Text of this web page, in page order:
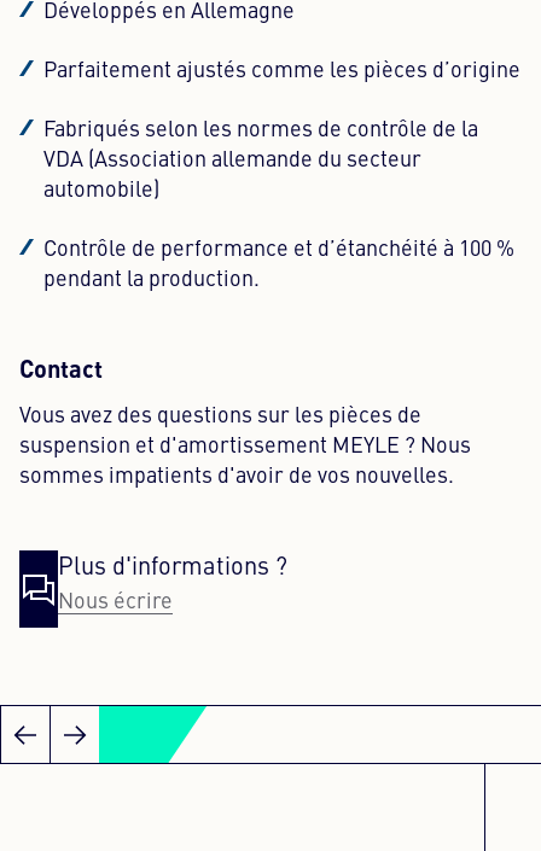
Développés en Allemagne
Parfaitement ajustés comme les pièces d’origine
Fabriqués selon les normes de contrôle de la
VDA (Association allemande du secteur
automobile)
Contrôle de performance et d’étanchéité à 100 %
pendant la production.
Contact
Vous avez des questions sur les pièces de
suspension et d'amortissement MEYLE ? Nous
sommes impatients d'avoir de vos nouvelles.
Plus d'informations ?
Nous écrire